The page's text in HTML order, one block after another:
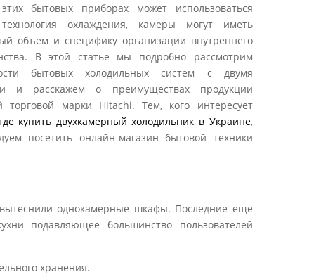
бытовых приборах может использоваться
охлаждения, камеры могут иметь
объем и специфику организации внутреннего
В этой статье мы подробно рассмотрим
бытовых холодильных систем с двумя
и расскажем о преимуществах продукции
торговой марки Hitachi. Тем, кого интересует
где купить двухкамерный холодильник в Украине,
посетить онлайн-магазин бытовой техники
однокамерные шкафы. Последние еще
подавляющее большинство пользователей
хранения.